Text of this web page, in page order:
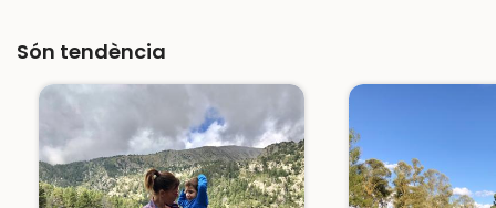
Són tendència